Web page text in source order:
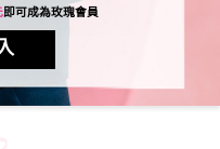
即可成為玫瑰會員